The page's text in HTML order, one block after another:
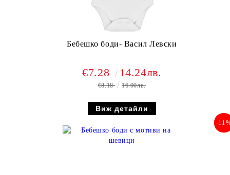
Бебешко боди- Васил Левски
€7.28 14.24лв.
€8.18 16.00лв.
Виж детайли
-